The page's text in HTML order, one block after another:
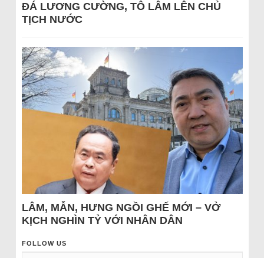
ĐÁ LƯƠNG CƯỜNG, TÔ LÂM LÊN CHỦ
TỊCH NƯỚC
LÂM, MẪN, HƯNG NGỒI GHẾ MỚI – VỞ
KỊCH NGHÌN TỶ VỚI NHÂN DÂN
FOLLOW US